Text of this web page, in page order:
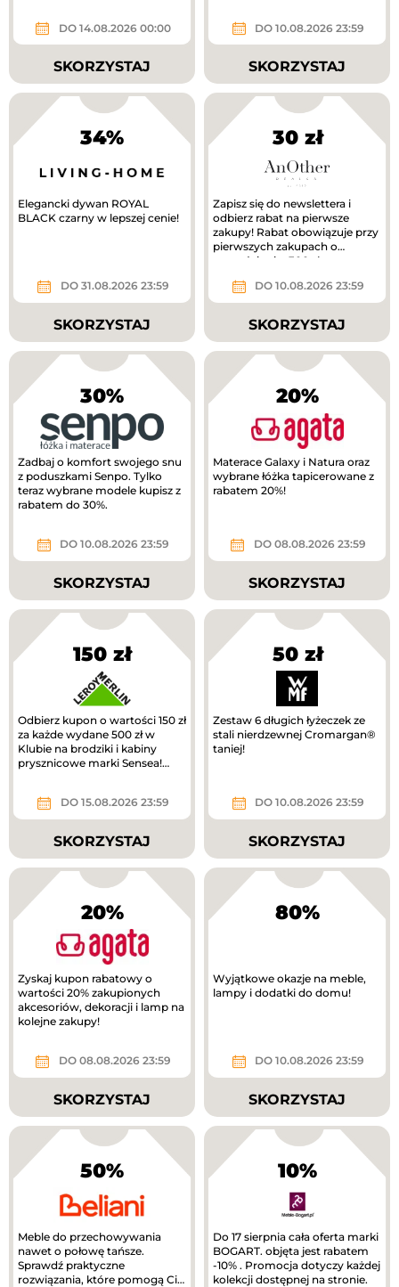
DO 14.08.2026 00:00
SKORZYSTAJ
DO 10.08.2026 23:59
SKORZYSTAJ
34%
Elegancki dywan ROYAL
BLACK czarny w lepszej cenie!
DO 31.08.2026 23:59
SKORZYSTAJ
30 zł
Zapisz się do newslettera i
odbierz rabat na pierwsze
zakupy! Rabat obowiązuje przy
pierwszych zakupach o
wartości min. 300 zł.
DO 10.08.2026 23:59
SKORZYSTAJ
30%
Zadbaj o komfort swojego snu
z poduszkami Senpo. Tylko
teraz wybrane modele kupisz z
rabatem do 30%.
DO 10.08.2026 23:59
SKORZYSTAJ
20%
Materace Galaxy i Natura oraz
wybrane łóżka tapicerowane z
rabatem 20%!
DO 08.08.2026 23:59
SKORZYSTAJ
150 zł
Odbierz kupon o wartości 150 zł
za każde wydane 500 zł w
Klubie na brodziki i kabiny
prysznicowe marki Sensea!
DO 15.08.2026 23:59
SKORZYSTAJ
50 zł
Zestaw 6 długich łyżeczek ze
stali nierdzewnej Cromargan®
taniej!
DO 10.08.2026 23:59
SKORZYSTAJ
20%
Zyskaj kupon rabatowy o
wartości 20% zakupionych
akcesoriów, dekoracji i lamp na
kolejne zakupy!
DO 08.08.2026 23:59
SKORZYSTAJ
80%
Wyjątkowe okazje na meble,
lampy i dodatki do domu!
DO 10.08.2026 23:59
SKORZYSTAJ
50%
Meble do przechowywania
nawet o połowę tańsze.
Sprawdź praktyczne
rozwiązania, które pomogą Ci
10%
Do 17 sierpnia cała oferta marki
BOGART. objęta jest rabatem
-10% . Promocja dotyczy każdej
kolekcji dostępnej na stronie.